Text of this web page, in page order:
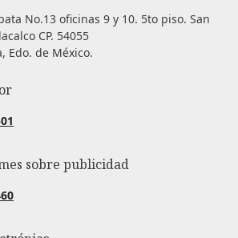
No.13 oficinas 9 y 10. 5to piso. San
CP. 54055
Edo. de México.
sobre publicidad